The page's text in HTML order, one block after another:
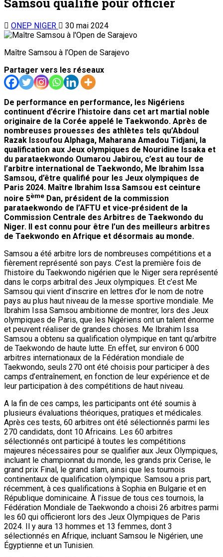
ONEP NIGER 30 mai 2024
Maître Samsou à l’Open de Sarajevo
Partager vers les réseaux
De performance en performance, les Nigériens
continuent d’écrire l’histoire dans cet art martial noble
originaire de la Corée appelé le Taekwondo. Après de
nombreuses prouesses des athlètes tels qu’Abdoul
Razak Issoufou Alphaga, Maharana Amadou Tidjani, la
qualification aux Jeux olympiques de Nouridine Issaka et
du parataekwondo Oumarou Jabirou, c’est au tour de
l’arbitre international de Taekwondo, Me Ibrahim Issa
Samsou, d’être qualifié pour les Jeux olympiques de
Paris 2024. Maître Ibrahim Issa Samsou est ceinture
noire 5ème Dan, président de la commission
parataekwondo de l’AFTU et vice-président de la
Commission Centrale des Arbitres de Taekwondo du
Niger. Il est connu pour être l’un des meilleurs arbitres
de Taekwondo en Afrique et désormais au monde.
Samsou a été arbitre lors de nombreuses compétitions et a
fièrement représenté son pays. C’est la première fois de
l’histoire du Taekwondo nigérien que le Niger sera représenté
dans le corps arbitral des Jeux olympiques. Et c’est Me
Samsou qui vient d’inscrire en lettres d’or le nom de notre
pays au plus haut niveau de la messe sportive mondiale. Me
Ibrahim Issa Samsou ambitionne de montrer, lors des Jeux
olympiques de Paris, que les Nigériens ont un talent énorme
et peuvent réaliser de grandes choses. Me Ibrahim Issa
Samsou a obtenu sa qualification olympique en tant qu’arbitre
de Taekwondo de haute lutte. En effet, sur environ 6 000
arbitres internationaux de la Fédération mondiale de
Taekwondo, seuls 270 ont été choisis pour participer à des
camps d’entraînement, en fonction de leur expérience et de
leur participation à des compétitions de haut niveau.
A la fin de ces camps, les participants ont été soumis à
plusieurs évaluations théoriques, pratiques et médicales.
Après ces tests, 60 arbitres ont été sélectionnés parmi les
270 candidats, dont 10 Africains. Les 60 arbitres
sélectionnés ont participé à toutes les compétitions
majeures nécessaires pour se qualifier aux Jeux Olympiques,
incluant le championnat du monde, les grands prix Cerise, le
grand prix Final, le grand slam, ainsi que les tournois
continentaux de qualification olympique. Samsou a pris part,
récemment, à ces qualifications à Sophia en Bulgarie et en
République dominicaine. À l’issue de tous ces tournois, la
Fédération Mondiale de Taekwondo a choisi 26 arbitres parmi
les 60 qui officieront lors des Jeux Olympiques de Paris
2024. Il y aura 13 hommes et 13 femmes, dont 3
sélectionnés en Afrique, incluant Samsou le Nigérien, une
Égyptienne et un Tunisien.